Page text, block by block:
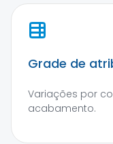
Grade de
Variações por
acabamento.